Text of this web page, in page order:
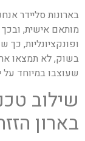
בארונות סליידר
מותאם אישית,
ופונקציונליות,
בשוק, לא תמצאו
שעוצבו במיוחד על
שילוב
בארון